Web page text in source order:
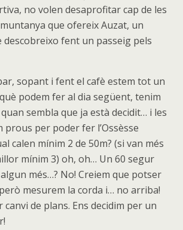
no volen desaprofitar cap de les
que ofereix Auzat, un
descobreixo fent un passeig pels
sopant i fent el cafè estem tot un
podem fer al dia següent, tenim
sembla que ja està decidit… i les
prous per poder fer l’Ossèsse
calen mínim 2 de 50m? (si van més
mínim 3) oh, oh… Un 60 segur
més…? No! Creiem que potser
mesurem la corda i… no arriba!
canvi de plans. Ens decidim per un